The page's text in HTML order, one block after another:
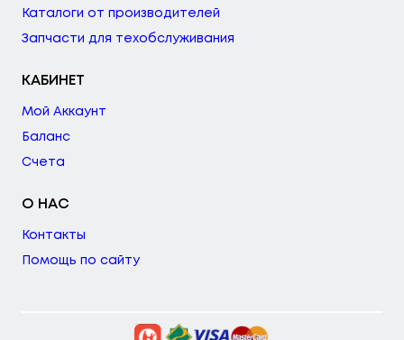
Каталоги от производителей
Запчасти для техобслуживания
КАБИНЕТ
Мой Аккаунт
Баланс
Счета
О НАС
Контакты
Помощь по сайту